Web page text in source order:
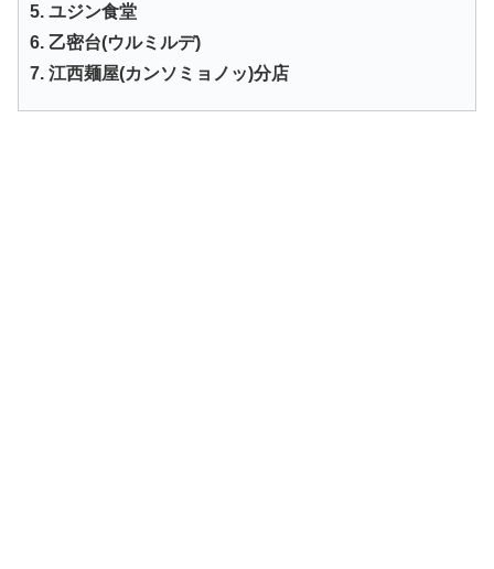
5. ユジン食堂
6. 乙密台(ウルミルデ)
7. 江西麺屋(カンソミョノッ)分店